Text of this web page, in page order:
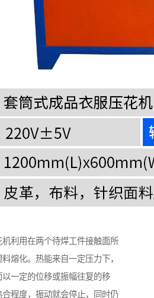
利用在两个待焊工件接触面所
熔化。热能来自一定压力下，
一定的位移或振幅往复的移
程度，振动就会停止，同时仍